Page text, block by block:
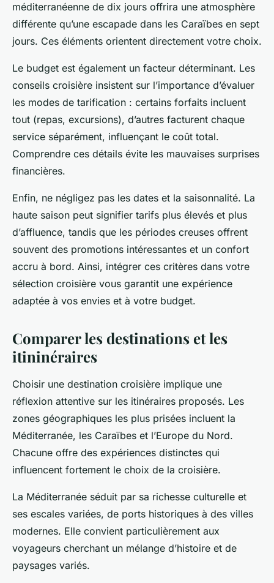
méditerranéenne de dix jours offrira une atmosphère
différente qu’une escapade dans les Caraïbes en sept
jours. Ces éléments orientent directement votre choix.
Le budget est également un facteur déterminant. Les
conseils croisière insistent sur l’importance d’évaluer
les modes de tarification : certains forfaits incluent
tout (repas, excursions), d’autres facturent chaque
service séparément, influençant le coût total.
Comprendre ces détails évite les mauvaises surprises
financières.
Enfin, ne négligez pas les dates et la saisonnalité. La
haute saison peut signifier tarifs plus élevés et plus
d’affluence, tandis que les périodes creuses offrent
souvent des promotions intéressantes et un confort
accru à bord. Ainsi, intégrer ces critères dans votre
sélection croisière vous garantit une expérience
adaptée à vos envies et à votre budget.
Comparer les destinations et les
itininéraires
Choisir une destination croisière implique une
réflexion attentive sur les itinéraires proposés. Les
zones géographiques les plus prisées incluent la
Méditerranée, les Caraïbes et l’Europe du Nord.
Chacune offre des expériences distinctes qui
influencent fortement le choix de la croisière.
La Méditerranée séduit par sa richesse culturelle et
ses escales variées, de ports historiques à des villes
modernes. Elle convient particulièrement aux
voyageurs cherchant un mélange d’histoire et de
paysages variés.